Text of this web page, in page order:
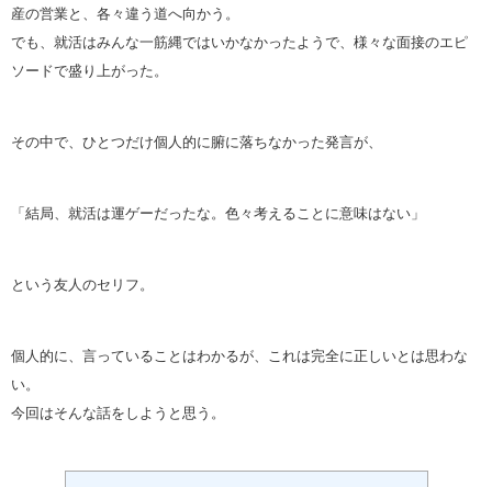
産の営業と、各々違う道へ向かう。
でも、就活はみんな一筋縄ではいかなかったようで、様々な面接のエピ
ソードで盛り上がった。
その中で、ひとつだけ個人的に腑に落ちなかった発言が、
「結局、就活は運ゲーだったな。色々考えることに意味はない」
という友人のセリフ。
個人的に、言っていることはわかるが、これは完全に正しいとは思わな
い。
今回はそんな話をしようと思う。